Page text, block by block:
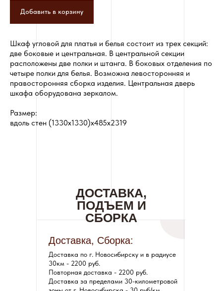
Добавить в корзину
Шкаф угловой для платья и белья состоит из трех секций:
две боковые и центральная. В центральной секции
расположены две полки и штанга. В боковых отделения по
четыре полки для белья. Возможна левосторонняя и
правосторонняя сборка изделия. Центральная дверь
шкафа оборудована зеркалом.
Размер:
вдоль стен (1330х1330)x485x2319
Доставка по г. Новосибирску и в радиусе
30км - 2200 руб.
Повторная доставка - 2200 руб.
Доставка за пределами 30-километровой
Доставка, Сборка:
ДОСТАВКА,
ПОДЪЕМ И
СБОРКА